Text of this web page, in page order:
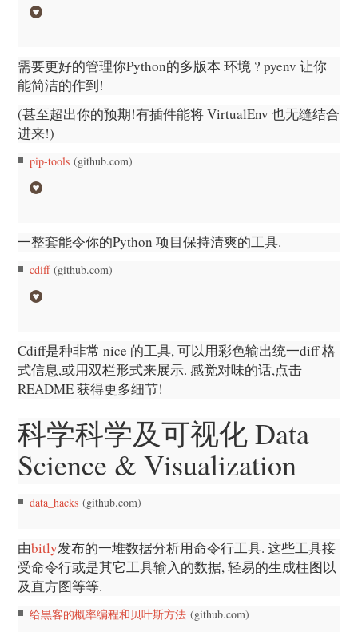
需要更好的管理你Python的多版本 环境 ? pyenv 让你
能简洁的作到!
(甚至超出你的预期!有插件能将 VirtualEnv 也无缝结合
进来!)
pip-tools (github.com)
一整套能令你的Python 项目保持清爽的工具.
cdiff(github.com)
Cdiff是种非常 nice 的工具, 可以用彩色输出统一diff 格
式信息,或用双栏形式来展示. 感觉对味的话,点击
README 获得更多细节!
科学科学及可视化 Data
Science & Visualization
data_hacks (github.com)
由bitly发布的一堆数据分析用命令行工具. 这些工具接
受命令行或是其它工具输入的数据, 轻易的生成柱图以
及直方图等等.
给黒客的概率编程和贝叶斯方法 (github.com)